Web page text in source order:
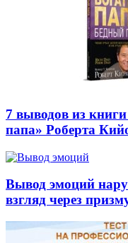
7 выводов из
папа» Роберта
Вывод эмоций
взгляд через